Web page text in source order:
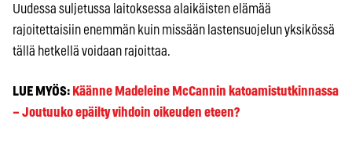
Uudessa suljetussa laitoksessa alaikäisten elämää
rajoitettaisiin enemmän kuin missään lastensuojelun yksikössä
tällä hetkellä voidaan rajoittaa.
LUE MYÖS: Käänne Madeleine McCannin katoamistutkinnassa
– Joutuuko epäilty vihdoin oikeuden eteen?